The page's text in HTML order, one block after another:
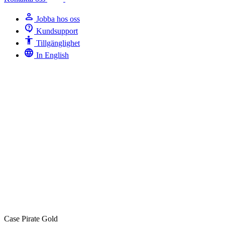
person Jobba hos oss
contact_support Kundsupport
Accessibility Tillgänglighet
language In English
Case Pirate Gold